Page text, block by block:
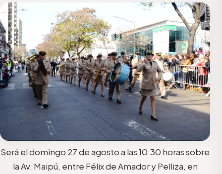
Será el domingo 27 de agosto a las 10:30 horas sobre
la Av. Maipú, entre Félix de Amador y Pelliza, en